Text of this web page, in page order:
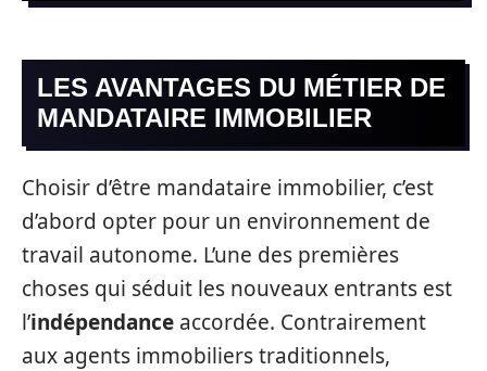
LES AVANTAGES DU MÉTIER DE
MANDATAIRE IMMOBILIER
Choisir d’être mandataire immobilier, c’est
d’abord opter pour un environnement de
travail autonome. L’une des premières
choses qui séduit les nouveaux entrants est
l’indépendance accordée. Contrairement
aux agents immobiliers traditionnels,